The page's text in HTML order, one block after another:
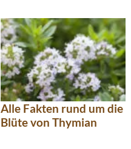
Alle Fakten rund um die
Blüte von Thymian